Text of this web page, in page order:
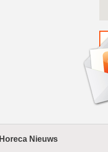
Horeca Nieuws